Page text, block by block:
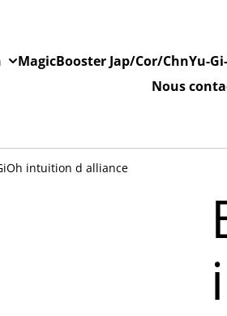
MagicBooster Jap/Cor/ChnYu-
Nous
intuition d alliance